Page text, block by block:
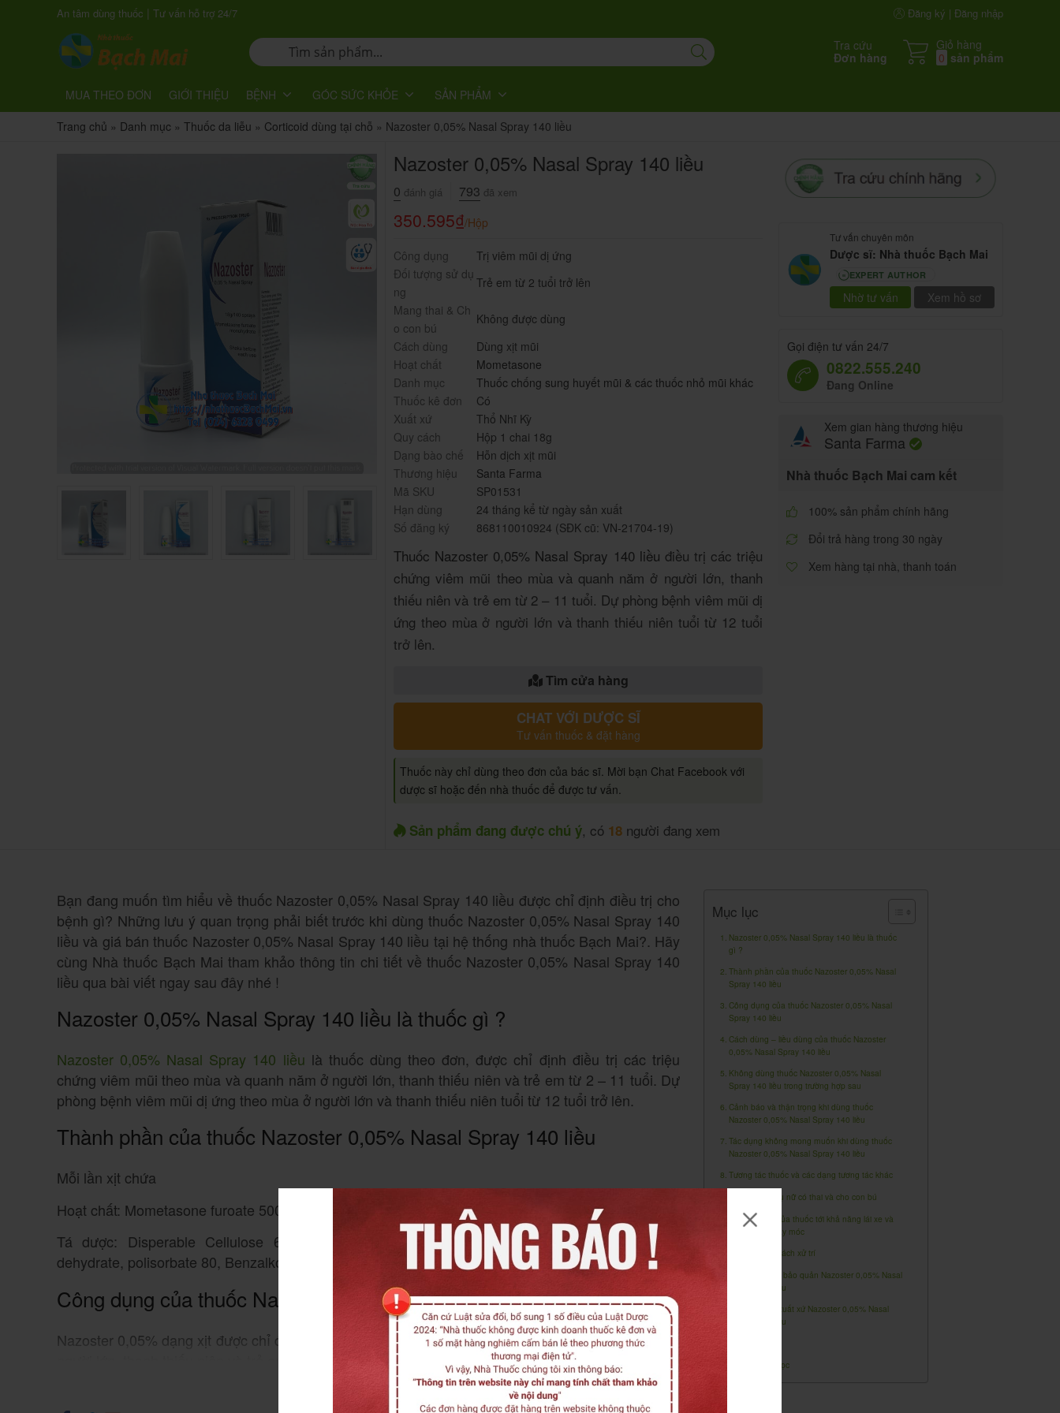
An tâm dùng thuốc | Tư vấn hỗ trợ 24/7 Đăng ký | Đăng nhập
Tra cứu
Đơn hàng
Giỏ hàng
0 sản phẩm
MUA THEO ĐƠN GIỚI THIỆU BỆNH GÓC SỨC KHỎE
SẢN PHẨM
Trang chủ » Danh mục » Thuốc da liễu » Corticoid dùng tại chỗ » Nazoster 0,05% Nasal Spray 140 liều
Nazoster 0,05% Nasal Spray 140 liều
0 đánh giá 793 đã xem
350.595₫/Hộp
Công dụng
Trị viêm mũi dị ứng
Đối tượng sử dụ
ng
Trẻ em từ 2 tuổi trở lên
Mang thai & Ch
o con bú
Không được dùng
Cách dùng
Dùng xịt mũi
Hoạt chất
Mometasone
Danh mục
Thuốc chống sung huyết mũi & các thuốc nhỏ mũi khác
Thuốc kê đơn
Có
Xuất xứ
Thổ Nhĩ Kỳ
Quy cách
Hộp 1 chai 18g
Dạng bào chế
Hỗn dịch xịt mũi
Thương hiệu
Santa Farma
Mã SKU
SP01531
Hạn dùng
24 tháng kể từ ngày sản xuất
Số đăng ký
868110010924 (SĐK cũ: VN-21704-19)
Thuốc Nazoster 0,05% Nasal Spray 140 liều điều trị các triệu
chứng viêm mũi theo mùa và quanh năm ở người lớn, thanh
thiếu niên và trẻ em từ 2 – 11 tuổi. Dự phòng bệnh viêm mũi dị
ứng theo mùa ở người lớn và thanh thiếu niên tuổi từ 12 tuổi
trở lên.
Tìm cửa hàng
CHAT VỚI DƯỢC SĨ
Tư vấn thuốc & đặt hàng
Thuốc này chỉ dùng theo đơn của bác sĩ. Mời bạn Chat Facebook với
dược sĩ hoặc đến nhà thuốc để được tư vấn.
Sản phẩm đang được chú ý, có 18 người đang xem
Tư vấn chuyên môn
Dược sĩ: Nhà thuốc Bạch Mai
80 EXPERT AUTHOR
Nhờ tư vấn Xem hồ sơ
Gọi điện tư vấn 24/7
0822.555.240
Đang Online
Xem gian hàng thương hiệu
Santa Farma
Nhà thuốc Bạch Mai cam kết
100% sản phẩm chính hãng
Đổi trả hàng trong 30 ngày
Xem hàng tại nhà, thanh toán
Bạn đang muốn tìm hiểu về thuốc Nazoster 0,05% Nasal Spray 140 liều được chỉ định điều trị cho
bệnh gì? Những lưu ý quan trọng phải biết trước khi dùng thuốc Nazoster 0,05% Nasal Spray 140
liều và giá bán thuốc Nazoster 0,05% Nasal Spray 140 liều tại hệ thống nhà thuốc Bạch Mai?. Hãy
cùng Nhà thuốc Bạch Mai tham khảo thông tin chi tiết về thuốc Nazoster 0,05% Nasal Spray 140
liều qua bài viết ngay sau đây nhé !
Nazoster 0,05% Nasal Spray 140 liều là thuốc gì ?
Nazoster 0,05% Nasal Spray 140 liều là thuốc dùng theo đơn, được chỉ định điều trị các triệu
chứng viêm mũi theo mùa và quanh năm ở người lớn, thanh thiếu niên và trẻ em từ 2 – 11 tuổi. Dự
phòng bệnh viêm mũi dị ứng theo mùa ở người lớn và thanh thiếu niên tuổi từ 12 tuổi trở lên.
Thành phần của thuốc Nazoster 0,05% Nasal Spray 140 liều
Mỗi lần xịt chứa
Hoạt chất: Mometasone furoate 500mcg
Tá dược: Disperable Cellulose 65 cps, Glycerine, Citric acid monohydrate, Sodium citrate
dehydrate, polisorbate 80, Benzalkonium chloride, Phenylethyl alcohol.
Công dụng của thuốc Nazoster 0,05% Nasal Spray 140 liều
Nazoster 0,05% dạng xịt được chỉ định điều trị các triệu chứng viêm mũi theo mùa và quanh năm ở
người lớn, thanh thiếu niên và trẻ em từ 2 đến 11 tuổi.
Nazoster 0,05% dạng xịt được chỉ định dự phòng bệnh viêm mũi dị ứng theo mùa ở người lớn và
Mục lục
Nazoster 0,05% Nasal Spray 140 liều là thuốc
gì ?
Thành phần của thuốc Nazoster 0,05% Nasal
Spray 140 liều
Công dụng của thuốc Nazoster 0,05% Nasal
Spray 140 liều
Cách dùng – liều dùng của thuốc Nazoster
0,05% Nasal Spray 140 liều
Không dùng thuốc Nazoster 0,05% Nasal
Spray 140 liều trong trường hợp sau
Cảnh báo và thận trọng khi dùng thuốc
Nazoster 0,05% Nasal Spray 140 liều
Tác dụng không mong muốn khi dùng thuốc
Nazoster 0,05% Nasal Spray 140 liều
Tương tác thuốc và các dạng tương tác khác
Sử dụng ở phụ nữ có thai và cho con bú
Ảnh hưởng của thuốc tới khả năng lái xe và
vận hành máy móc
Quá liều và cách xử trí
Hạn dùng và bảo quản Nazoster 0,05% Nasal
Spray 140 liều
Nguồn gốc, xuất xứ Nazoster 0,05% Nasal
Spray 140 liều
Dược động học